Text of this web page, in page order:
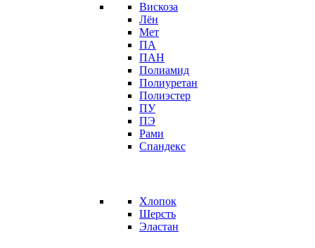
Вискоза
Лён
Мет
ПА
ПАН
Полиамид
Полиуретан
Полиэстер
ПУ
ПЭ
Рами
Спандекс
Хлопок
Шерсть
Эластан